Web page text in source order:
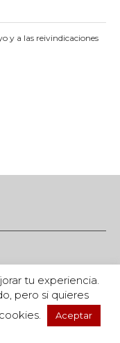
y a las reivindicaciones
tu experiencia.
pero si quieres
Aceptar